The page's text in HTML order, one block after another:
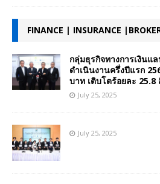
FINANCE | INSURANCE
กลุ่มธุรกิจทางการเงินแ
ดำเนินงานครึ่งปีแรก
บาท เติบโตร้อยละ 25.8
July 25, 2025
July 25, 2025